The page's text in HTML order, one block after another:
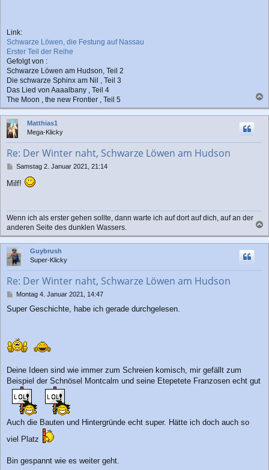
Link:
Schwarze Löwen, die Festung auf Nassau
Erster Teil der Reihe
Gefolgt von :
Schwarze Löwen am Hudson, Teil 2
Die schwarze Sphinx am Nil , Teil 3
Das Lied von Aaaalbany , Teil 4
The Moon , the new Frontier , Teil 5
a
c
Matthias1
Mega-Klicky
Re: Der Winter naht, Schwarze Löwen am Hudson
B
i
a
g
Samstag 2. Januar 2021, 21:14
Milf!
Wenn ich als erster gehen sollte, dann warte ich auf dort auf dich, auf an der
anderen Seite des dunklen Wassers.
a
c
Guybrush
Super-Klicky
Re: Der Winter naht, Schwarze Löwen am Hudson
B
i
a
g
Montag 4. Januar 2021, 14:47
Super Geschichte, habe ich gerade durchgelesen.
Deine Ideen sind wie immer zum Schreien komisch, mir gefällt zum
Beispiel der Schnösel Montcalm und seine Etepetete Franzosen echt gut
Auch die Bauten und Hintergründe echt super. Hätte ich doch auch so
viel Platz
Bin gespannt wie es weiter geht.